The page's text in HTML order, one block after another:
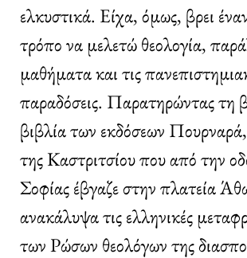
ελκυστικά. Είχα, όμως, βρει
τρόπο να μελετώ θεολογία,
μαθήματα και τις
παραδόσεις. Παρατηρώντας τη
βιβλία των εκδόσεων
της Καστριτσίου που από την
Σοφίας έβγαζε στην πλατεία
ανακάλυψα τις ελληνικές
των Ρώσων θεολόγων της